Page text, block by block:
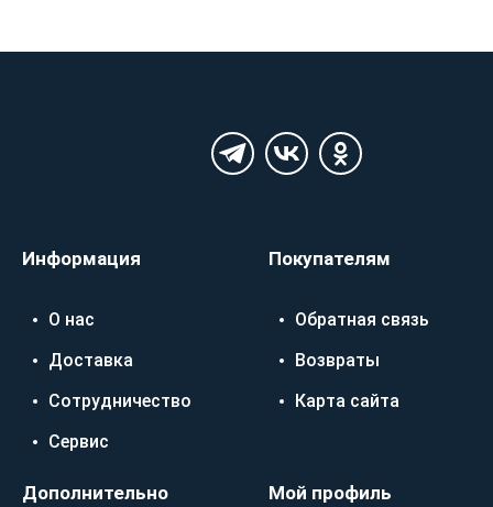
Информация
О нас
Доставка
Сотрудничество
Сервис
Покупателям
Обратная связь
Возвраты
Карта сайта
Дополнительно Мой профиль